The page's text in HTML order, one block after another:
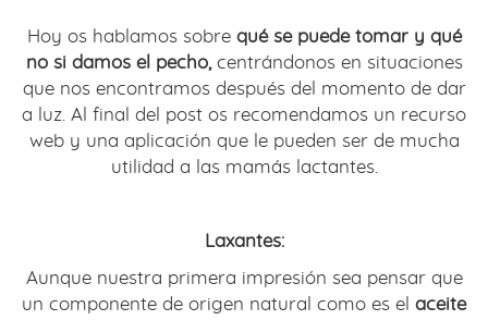
Hoy os hablamos sobrequé se puede tomar y qué
no si damos el pecho,centrándonos en situaciones
que nos encontramos después del momento de dar
a luz. Al final del post os recomendamos un recurso
web y una aplicación que le pueden ser de mucha
utilidad a las mamás lactantes.
Laxantes:
Aunque nuestra primera impresión sea pensar que
un componente de origen natural como es el aceite